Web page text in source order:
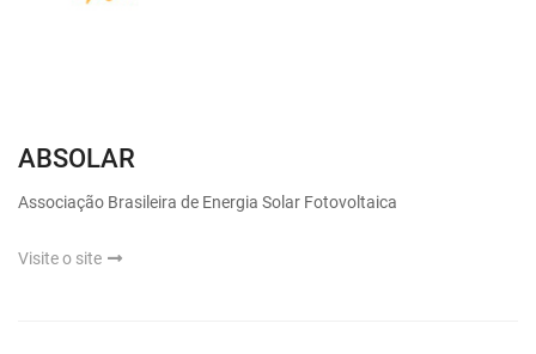
ABSOLAR
Associação Brasileira de Energia Solar Fotovoltaica
Visite o site